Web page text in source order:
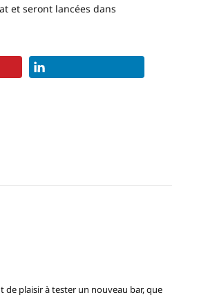
et seront lancées dans
de plaisir à tester un nouveau bar, que